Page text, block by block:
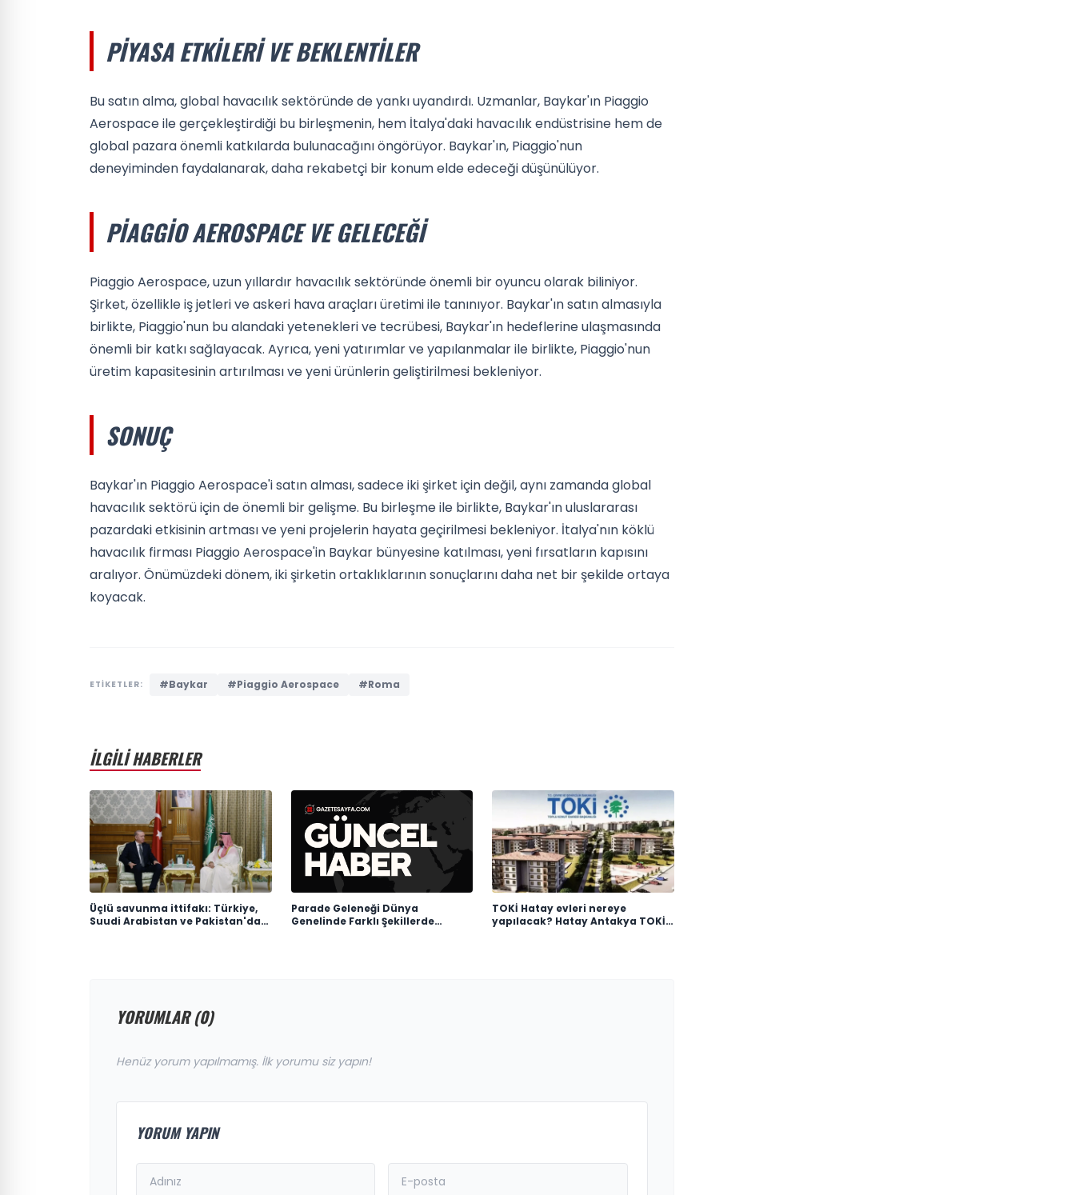
PIYASA ETKILERI VE BEKLENTILER
Bu satın alma, global havacılık sektöründe de yankı uyandırdı. Uzmanlar, Baykar'ın Piaggio
Aerospace ile gerçekleştirdiği bu birleşmenin, hem İtalya'daki havacılık endüstrisine hem de
global pazara önemli katkılarda bulunacağını öngörüyor. Baykar'ın, Piaggio'nun
deneyiminden faydalanarak, daha rekabetçi bir konum elde edeceği düşünülüyor.
PIAGGIO AEROSPACE VE GELECEĞI
Piaggio Aerospace, uzun yıllardır havacılık sektöründe önemli bir oyuncu olarak biliniyor.
Şirket, özellikle iş jetleri ve askeri hava araçları üretimi ile tanınıyor. Baykar'ın satın almasıyla
birlikte, Piaggio'nun bu alandaki yetenekleri ve tecrübesi, Baykar'ın hedeflerine ulaşmasında
önemli bir katkı sağlayacak. Ayrıca, yeni yatırımlar ve yapılanmalar ile birlikte, Piaggio'nun
üretim kapasitesinin artırılması ve yeni ürünlerin geliştirilmesi bekleniyor.
SONUÇ
Baykar'ın Piaggio Aerospace'i satın alması, sadece iki şirket için değil, aynı zamanda global
havacılık sektörü için de önemli bir gelişme. Bu birleşme ile birlikte, Baykar'ın uluslararası
pazardaki etkisinin artması ve yeni projelerin hayata geçirilmesi bekleniyor. İtalya'nın köklü
havacılık firması Piaggio Aerospace'in Baykar bünyesine katılması, yeni fırsatların kapısını
aralıyor. Önümüzdeki dönem, iki şirketin ortaklıklarının sonuçlarını daha net bir şekilde ortaya
koyacak.
ETİKETLER: #Baykar #Piaggio Aerospace #Roma
İLGİLİ HABERLER
Üçlü savunma ittifakı: Türkiye,
Suudi Arabistan ve Pakistan'dan
Parade Geleneği Dünya
Genelinde Farklı Şekillerde
TOKİ Hatay evleri nereye
yapılacak? Hatay Antakya TOKİ
YORUMLAR (0)
Henüz yorum yapılmamış. İlk yorumu siz yapın!
YORUM YAPIN